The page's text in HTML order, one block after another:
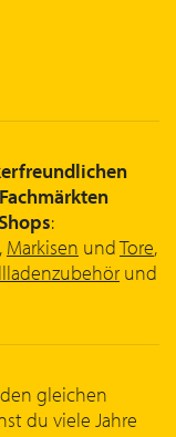
:
, Markisen undTore,
und
gleichen
du viele Jahre